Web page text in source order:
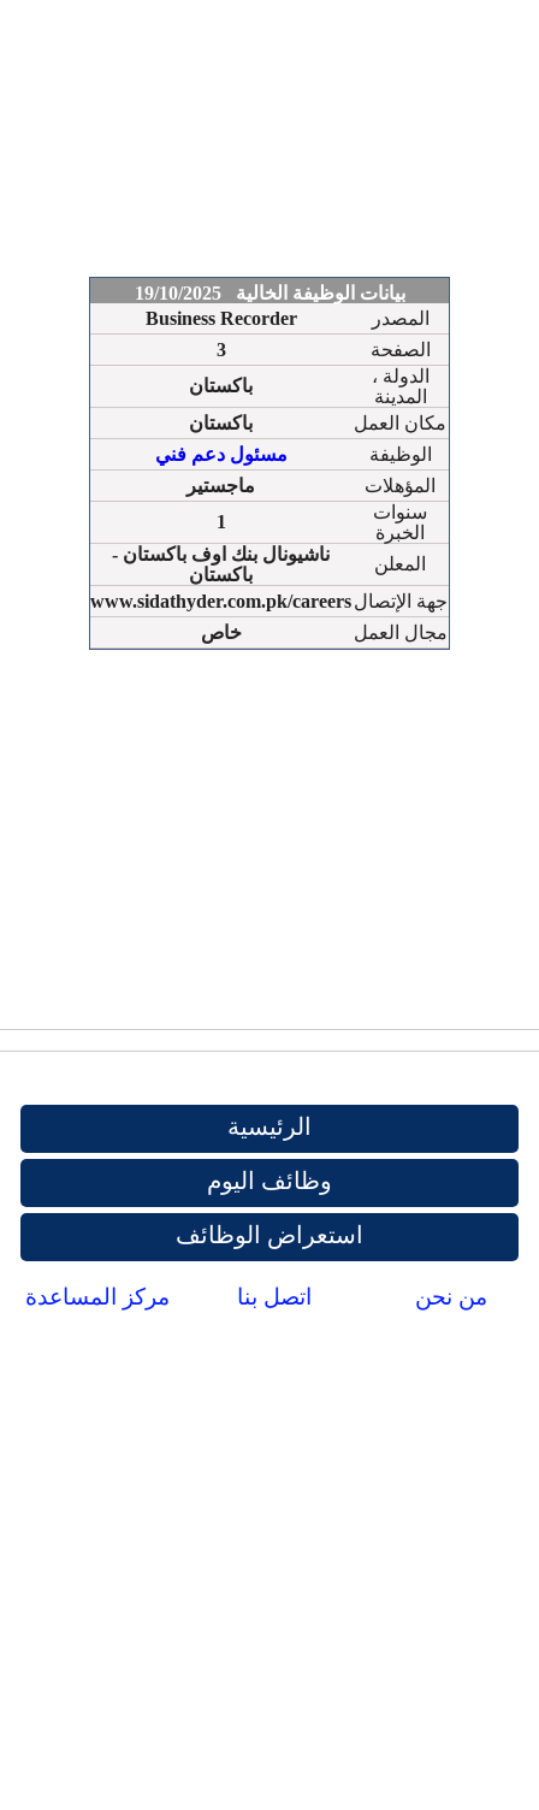
بيانات الوظيفة الخالية 19/10/2025
Business Recorder
المصدر
3
الصفحة
باكستان
الدولة ،
المدينة
باكستان
مكان العمل
مسئول دعم فني
الوظيفة
ماجستير
المؤهلات
1
سنوات
الخبرة
ناشيونال بنك اوف باكستان -
باكستان
المعلن
www.sidathyder.com.pk/careersجهة الإتصال
خاص
مجال العمل
الرئيسية
وظائف اليوم
استعراض الوظائف
من نحن اتصل بنا مركز المساعدة